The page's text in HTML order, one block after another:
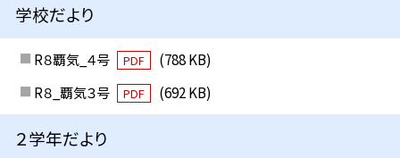
学校だより
R８覇気_４号 PDF
(788 KB)
R８_覇気３号
PDF (692 KB)
２学年だより